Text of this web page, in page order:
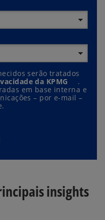
serão tratados
da KPMG
.
em base interna e
– por e-mail –
insights